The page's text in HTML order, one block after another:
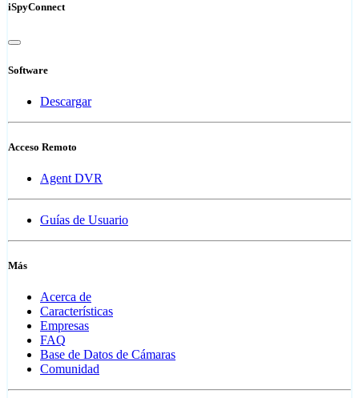
iSpyConnect
Software
Descargar
Acceso Remoto
Agent DVR
Guías de Usuario
Más
Acerca de
Características
Empresas
FAQ
Base de Datos de Cámaras
Comunidad